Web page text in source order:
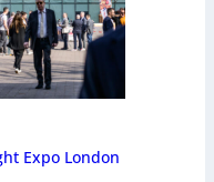
Expo London